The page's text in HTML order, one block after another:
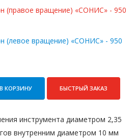
(правое вращение) «СОНИС» - 950
(левое вращение) «СОНИС» - 950
В КОРЗИНУ БЫСТРЫЙ ЗАКАЗ
инструмента диаметром 2,35
внутренним диаметром 10 мм